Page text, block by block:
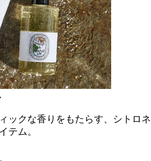
ックな香りをもたらす、シトロネ
テム。